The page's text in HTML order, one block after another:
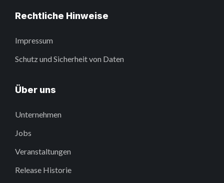
Rechtliche Hinweise
Impressum
Schutz und Sicherheit von Daten
Über uns
Unternehmen
Jobs
Veranstaltungen
Release Historie